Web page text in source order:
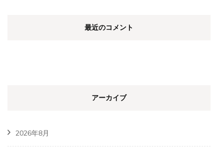
最近のコメント
アーカイブ
2026年8月